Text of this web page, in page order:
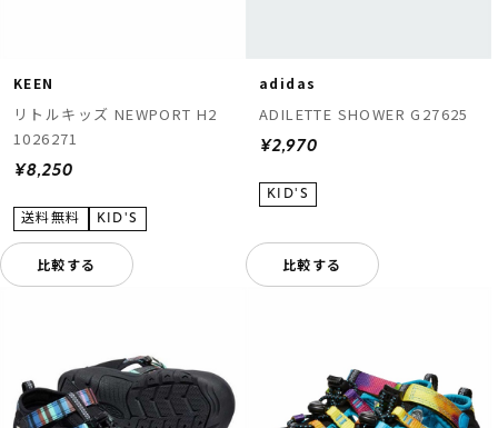
KEEN
リトルキッズ NEWPORT H2
1026271
¥8,250
比較する
adidas
ADILETTE SHOWER G27625
¥2,970
比較する